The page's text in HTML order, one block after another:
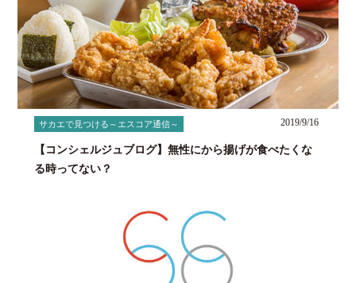
サカエで見つける～エスコア通信～ 2019/9/16
【コンシェルジュブログ】無性にから揚げが食べたくな
る時ってない？